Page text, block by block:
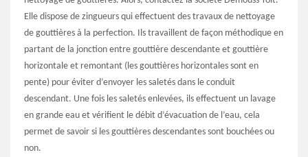
Elle dispose de zingueurs qui effectuent des travaux de nettoyage
de gouttières à la perfection. Ils travaillent de façon méthodique en
partant de la jonction entre gouttière descendante et gouttière
horizontale et remontant (les gouttières horizontales sont en
pente) pour éviter d’envoyer les saletés dans le conduit
descendant. Une fois les saletés enlevées, ils effectuent un lavage
en grande eau et vérifient le débit d’évacuation de l’eau, cela
permet de savoir si les gouttières descendantes sont bouchées ou
non.